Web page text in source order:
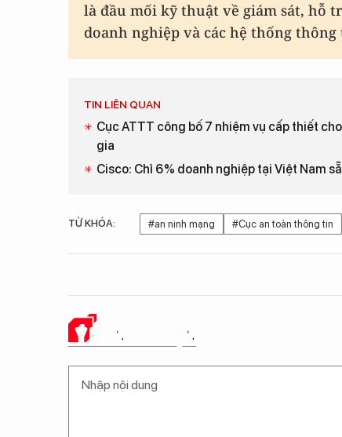
là đầu mối kỹ thuật về giám sát, hỗ
doanh nghiệp và các hệ thống
TIN LIÊN QUAN
Cục ATTT công bố 7 nhiệm vụ cấp thiết
gia
Cisco: Chỉ 6% doanh nghiệp tại Việt Nam
TỪ KHÓA: #an ninh mạng #Cục an toàn thông tin
Ý KIẾN CỦA BẠN